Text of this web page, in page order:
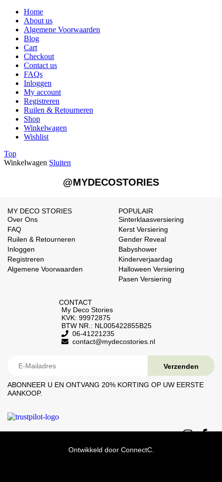
Home
About us
Algemene Voorwaarden
Blog
Cart
Checkout
Contact us
FAQs
Inloggen
My account
Registreren
Ruilen & Retourneren
Shop
Winkelwagen
Wishlist
Top
Winkelwagen Sluiten
@MYDECOSTORIES
MY DECO STORIES
Over Ons
FAQ
Ruilen & Retourneren
Inloggen
Registreren
Algemene Voorwaarden
POPULAIR
Sinterklaasversiering
Kerst Versiering
Gender Reveal
Babyshower
Kinderverjaardag
Halloween Versiering
Pasen Versiering
CONTACT
My Deco Stories
KVK: 99972875
BTW NR.: NL005422855B25
06-41221235
contact@mydecostories.nl
ABONNEER U EN ONTVANG 20% ​​KORTING OP UW EERSTE
AANKOOP.
Ontwikkeld door ConnectC.